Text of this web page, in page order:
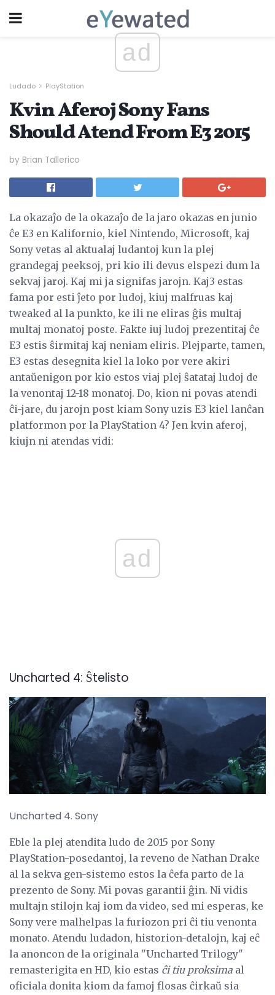
ad
Ludado PlayStation
Kvin Aferoj Sony Fans
Should Atend From E3 2015
by Brian Tallerico
La okazaĵo de la okazaĵo de la jaro okazas en junio
ĉe E3 en Kalifornio, kiel Nintendo, Microsoft, kaj
Sony vetas al aktualaj ludantoj kun la plej
grandegaj peeksoj, pri kio ili devus elspezi dum la
sekvaj jaroj. Kaj mi ja signifas jarojn. Kaj3 estas
fama por esti ĵeto por ludoj, kiuj malfruas kaj
tweaked al la punkto, ke ili ne eliras ĝis multaj
multaj monatoj poste. Fakte iuj ludoj prezentitaj ĉe
E3 estis ŝirmitaj kaj neniam eliris. Plejparte, tamen,
E3 estas desegnita kiel la loko por vere akiri
antaŭenigon por kio estos viaj plej ŝatataj ludoj de
la venontaj 12-18 monatoj. Do, kion ni povas atendi
ĉi-jare, du jarojn post kiam Sony uzis E3 kiel lanĉan
platformon por la PlayStation 4? Jen kvin aferoj,
kiujn ni atendas vidi:
ad
Uncharted 4: Ŝtelisto
Uncharted 4. Sony
Eble la plej atendita ludo de 2015 por Sony
PlayStation-posedantoj, la reveno de Nathan Drake
al la sekva gen-sistemo estos la ĉefa parto de la
prezento de Sony. Mi povas garantii ĝin. Ni vidis
multajn stilojn kaj iom da video, sed mi esperas, ke
Sony vere malhelpas la furiozon pri ĉi tiu venonta
monato. Atendu ludadon, historion-detalojn, kaj eĉ
la anoncon de la originala "Uncharted Trilogy"
remasterigita en HD, kio estas ĉi tiu proksima al
oficiala donita kiom da famoj flosas ĉirkaŭ sia